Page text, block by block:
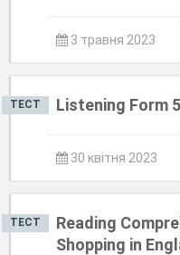
3 травня 2023
ТЕСТ Listening Form 5
30 квітня 2023
ТЕСТ
Reading
Shopping in